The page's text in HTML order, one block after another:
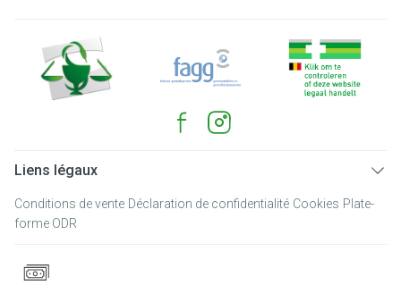
Liens légaux
Conditions de vente Déclaration de confidentialité Cookies Plate-
forme ODR